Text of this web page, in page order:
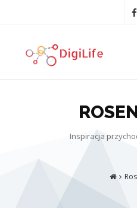
Inspiracja